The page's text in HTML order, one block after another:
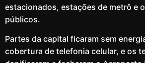
estacionados, estações de metrô e
públicos.
Partes da capital ficaram sem
cobertura de telefonia celular, e os